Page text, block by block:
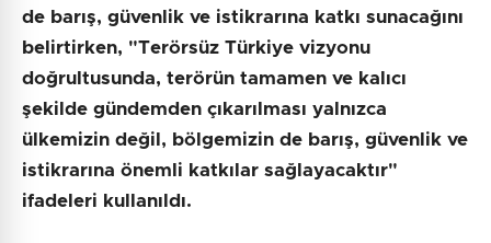
de barış, güvenlik ve istikrarına katkı sunacağını
belirtirken, "Terörsüz Türkiye vizyonu
doğrultusunda, terörün tamamen ve kalıcı
şekilde gündemden çıkarılması yalnızca
ülkemizin değil, bölgemizin de barış, güvenlik ve
istikrarına önemli katkılar sağlayacaktır"
ifadeleri kullanıldı.